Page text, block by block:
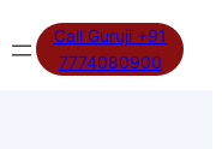
Call Guruji +91
7774080900